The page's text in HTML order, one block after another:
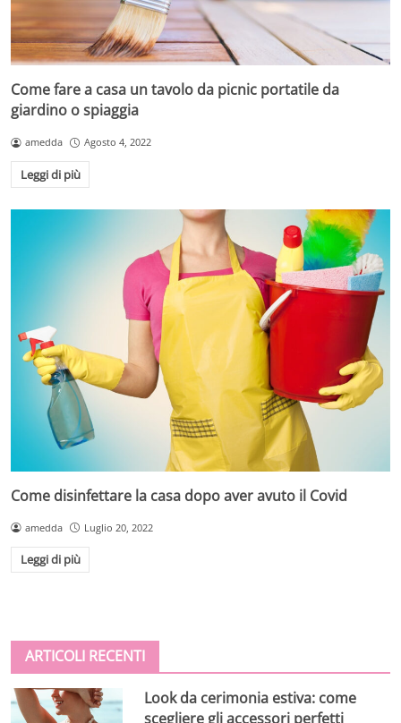
Come fare a casa un tavolo da picnic portatile da
giardino o spiaggia
amedda Agosto 4, 2022
Leggi di più
Come disinfettare la casa dopo aver avuto il Covid
amedda Luglio 20, 2022
Leggi di più
ARTICOLI RECENTI
Look da cerimonia estiva: come
scegliere gli accessori perfetti